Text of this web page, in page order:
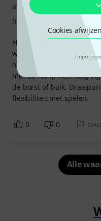
Cookies afwijzen
Het gewicht zit op de
wennen, soms zakt de
ongelijke druk op de
met de romp heel laag
de borst of buik.
flexibiliteit met spelen.
afwerking
hanteerbaarheid
0 0
Alle